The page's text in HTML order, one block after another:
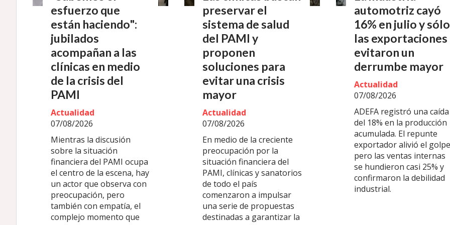
esfuerzo que
están haciendo":
jubilados
acompañan a las
clínicas en medio
de la crisis del
PAMI
Actualidad
07/08/2026
Mientras la discusión
sobre la situación
financiera del PAMI ocupa
el centro de la escena, hay
un actor que observa con
preocupación, pero
también con empatía, el
complejo momento que
preservar el
sistema de salud
del PAMI y
proponen
soluciones para
evitar una crisis
mayor
Actualidad
07/08/2026
En medio de la creciente
preocupación por la
situación financiera del
PAMI, clínicas y sanatorios
de todo el país
comenzaron a impulsar
una serie de propuestas
destinadas a garantizar la
automotriz cayó
16% en julio y sólo
las exportaciones
evitaron un
derrumbe mayor
Actualidad
07/08/2026
ADEFA registró una caída
del 18% en la producción
acumulada. El repunte
exportador alivió el
pero las ventas internas
se hundieron casi 25% y
confirmaron la debilidad
industrial.